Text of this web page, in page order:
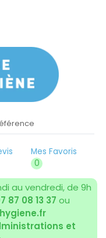
Mes Favoris
0
au vendredi, de 9h
87 08 13 37 ou
et